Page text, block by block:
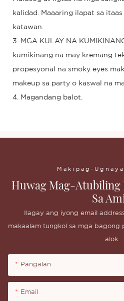
kalidad. Maaaring ilapat sa
katawan.
3. MGA KULAY NA
kumikinang na may kremang
propesyonal na smoky eyes
makeup sa party o kaswal na
4. Magandang balot.
Makipag-
Huwag Mag-Atubiling
Sa
Ilagay ang iyong email
makaalam tungkol sa mga bagong
alok.
Pangalan
Email